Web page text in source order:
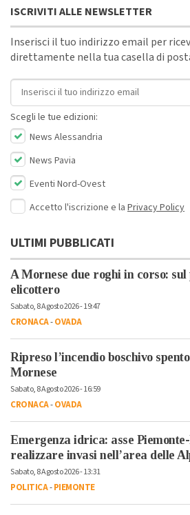
ISCRIVITI ALLE NEWSLETTER
Inserisci il tuo indirizzo email per
direttamente nella tua casella di
Indirizzo email
Scegli le tue edizioni:
News Alessandria
News Pavia
Eventi Nord-Ovest
Accetto l'iscrizione e la Privacy Policy
ULTIMI PUBBLICATI
A Mornese due roghi in corso: sul
elicottero
Sabato, 8 Agosto 2026 - 19:47
CRONACA-OVADA
Ripreso l’incendio boschivo
Mornese
Sabato, 8 Agosto 2026 - 16:59
CRONACA-OVADA
Emergenza idrica: asse
realizzare invasi nell’area delle
Sabato, 8 Agosto 2026 - 13:31
POLITICA-PIEMONTE